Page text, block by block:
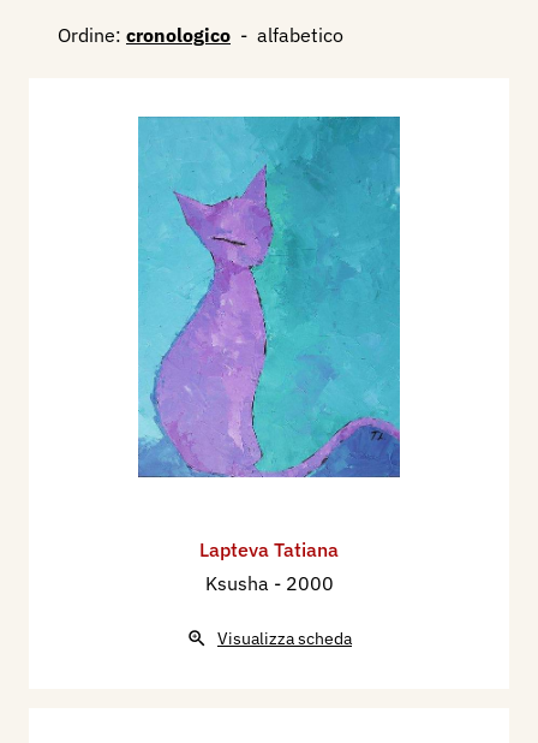
Ordine: cronologico - alfabetico
Lapteva Tatiana
Ksusha - 2000
Visualizza scheda